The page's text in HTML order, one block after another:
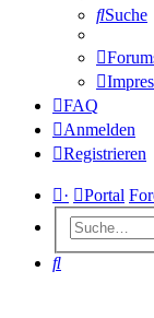
Suche
FAQ
Anmelden
Registrieren
· Portal
Suche